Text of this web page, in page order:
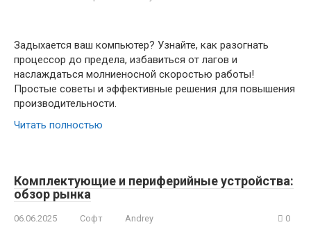
Задыхается ваш компьютер? Узнайте, как разогнать
процессор до предела, избавиться от лагов и
наслаждаться молниеносной скоростью работы!
Простые советы и эффективные решения для повышения
производительности.
Читать полностью
Комплектующие и периферийные устройства:
обзор рынка
06.06.2025 Софт Andrey 0